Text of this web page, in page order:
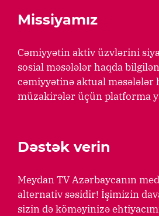
Missiyamız
Cəmiyyətin aktiv üzvlərini
sosial məsələlər haqda
cəmiyyətinə aktual məsələlər
müzakirələr üçün platforma
Dəstək verin
Meydan TV Azərbaycanın
alternativ səsidir! İşimizin
sizin də köməyinizə